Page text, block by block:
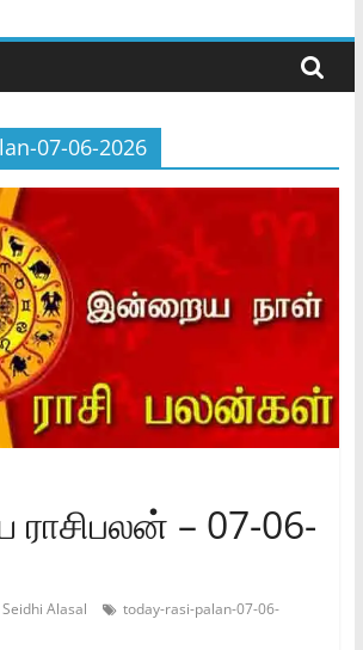
07-06-2026
– 07-06-
Seidhi Alasal
today-rasi-palan-07-06-